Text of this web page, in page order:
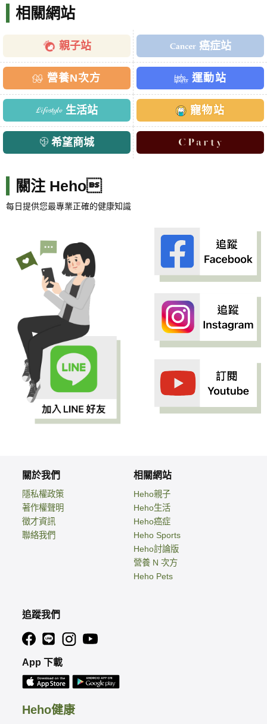
相關網站
親子站 癌症站
營養N次方 運動站
生活站 寵物站
希望商城
關注 Heho
每日提供您最專業正確的健康知識
Heho健康
關於我們
隱私權政策
著作權聲明
徵才資訊
聯絡我們
相關網站
Heho親子
Heho生活
Heho癌症
Heho Sports
Heho討論版
營養 N 次方
Heho Pets
追蹤我們
App 下載